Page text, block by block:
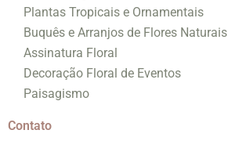
Plantas Tropicais e Ornamentais
Buquês e Arranjos de Flores Naturais
Assinatura Floral
Decoração Floral de Eventos
Paisagismo
Contato